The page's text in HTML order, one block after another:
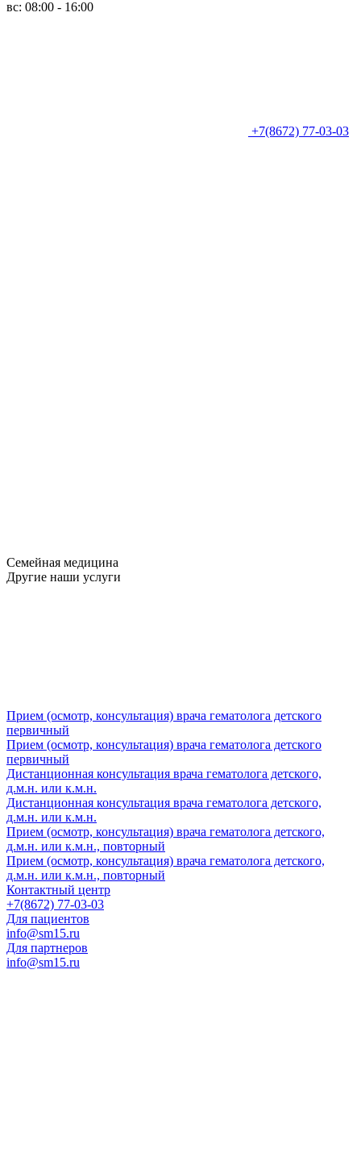
вс: 08:00 - 16:00
+7(8672) 77-03-03
Семейная медицина
Другие наши услуги
Прием (осмотр, консультация) врача гематолога детского
первичный
Прием (осмотр, консультация) врача гематолога детского
первичный
Дистанционная консультация врача гематолога детского,
д.м.н. или к.м.н.
Дистанционная консультация врача гематолога детского,
д.м.н. или к.м.н.
Прием (осмотр, консультация) врача гематолога детского,
д.м.н. или к.м.н., повторный
Прием (осмотр, консультация) врача гематолога детского,
д.м.н. или к.м.н., повторный
Контактный центр
+7(8672) 77-03-03
Для пациентов
info@sm15.ru
Для партнеров
info@sm15.ru